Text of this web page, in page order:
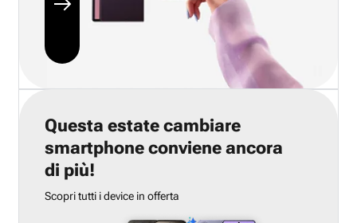
Questa estate cambiare
smartphone conviene ancora
di più!
Scopri tutti i device in offerta